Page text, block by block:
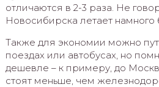
отличаются в 2-3 раза. Не
Новосибирска летает
Также для экономии можно
поездах или автобусах, но
дешевле – к примеру, до
стоят меньше, чем